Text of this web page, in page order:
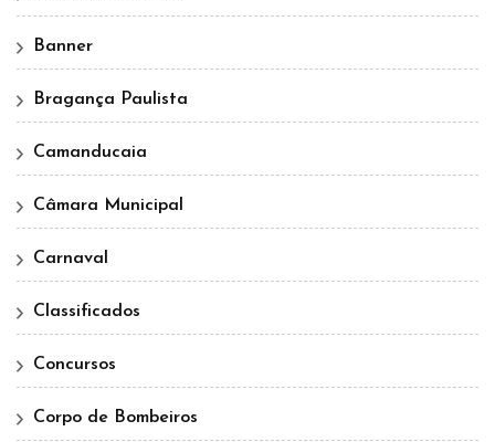
Banner
Bragança Paulista
Camanducaia
Câmara Municipal
Carnaval
Classificados
Concursos
Corpo de Bombeiros